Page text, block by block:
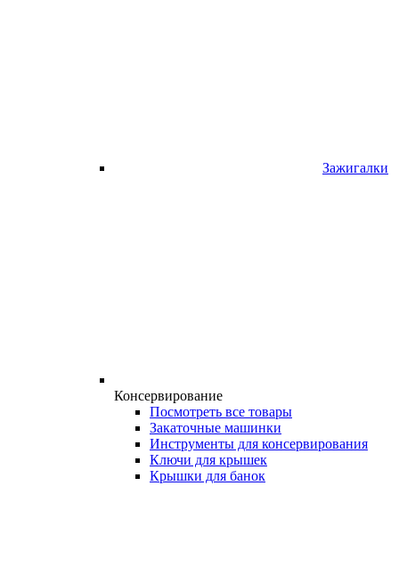
Зажигалки
Консервирование
Посмотреть все товары
Закаточные машинки
Инструменты для консервирования
Ключи для крышек
Крышки для банок